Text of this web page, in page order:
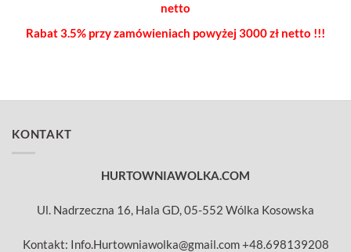
netto
Rabat 3.5% przy zamówieniach powyżej 3000 zł netto !!!
KONTAKT
HURTOWNIAWOLKA.COM
Ul. Nadrzeczna 16, Hala GD, 05-552 Wólka Kosowska
Kontakt: Info.Hurtowniawolka@gmail.com +48.698139208